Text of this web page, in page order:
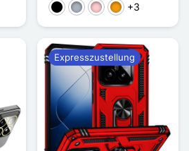
Schwarz
GrauPinkOrange
+3
Expresszustellung